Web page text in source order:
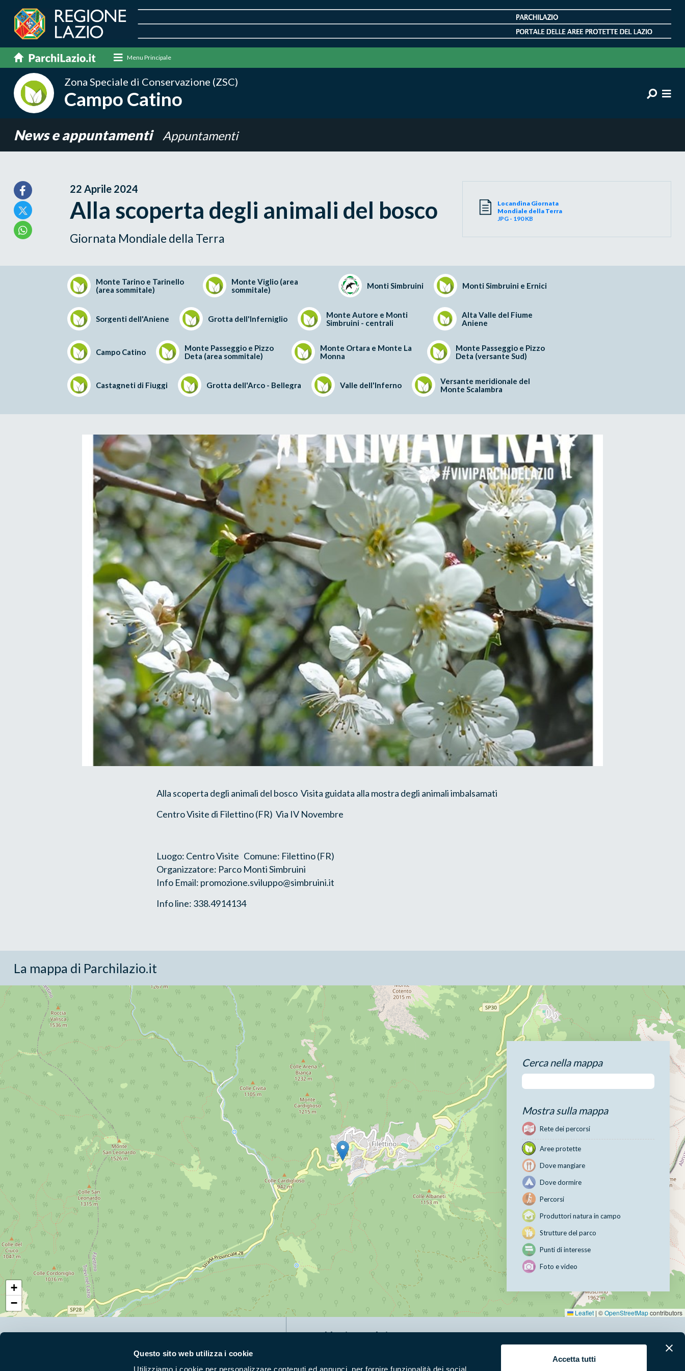
Questo sito web utilizza i cookie
Accetta tutti
Menu Principale
Zona Speciale di Conservazione (ZSC)
Campo Catino
News e appuntamenti Appuntamenti
22 Aprile 2024
Alla scoperta degli animali del bosco
Giornata Mondiale della Terra
Locandina Giornata
Mondiale della Terra
JPG - 190 KB
Monte Tarino e Tarinello
(area sommitale)
Monte Viglio (area
sommitale)
Monti Simbruini Monti Simbruini e Ernici
Sorgenti dell'Aniene Grotta dell'Inferniglio
Monte Autore e Monti
Simbruini - centrali
Alta Valle del Fiume
Aniene
Campo Catino
Monte Passeggio e Pizzo
Deta (area sommitale)
Monte Ortara e Monte La
Monna
Monte Passeggio e Pizzo
Deta (versante Sud)
Castagneti di Fiuggi Grotta dell'Arco - Bellegra Valle dell'Inferno
Versante meridionale del
Monte Scalambra
Alla scoperta degli animali del bosco Visita guidata alla mostra degli animali imbalsamati
Centro Visite di Filettino (FR) Via IV Novembre
Luogo: Centro Visite Comune: Filettino (FR)
Organizzatore: Parco Monti Simbruini
Info Email: promozione.sviluppo@simbruini.it
Info line: 338.4914134
La mappa di Parchilazio.it
+
−
Leaflet | ©OpenStreetMapcontributors
Cerca nella mappa
Mostra sulla mappa
Rete dei percorsi
Aree protette
Dove mangiare
Dove dormire
Percorsi
Produttori natura in campo
Strutture del parco
Punti di interesse
Foto e video
Naviga nel sito
News e appuntamenti